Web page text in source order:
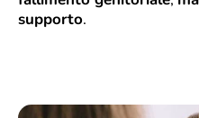
supporto.